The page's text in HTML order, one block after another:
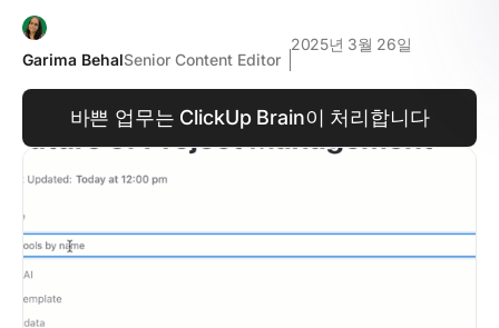
Garima BehalSenior Content Editor
2025년 3월 26일
바쁜 업무는 ClickUp Brain이 처리합니다